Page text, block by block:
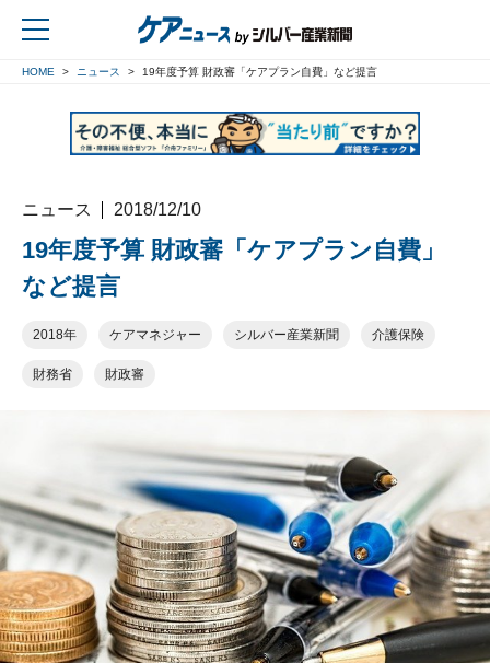
HOME ニュース 19年度予算 財政審「ケアプラン自費」など提言
ニュース 2018/12/10
19年度予算 財政審「ケアプラン自費」
など提言
2018年 ケアマネジャー シルバー産業新聞 介護保険
財務省 財政審